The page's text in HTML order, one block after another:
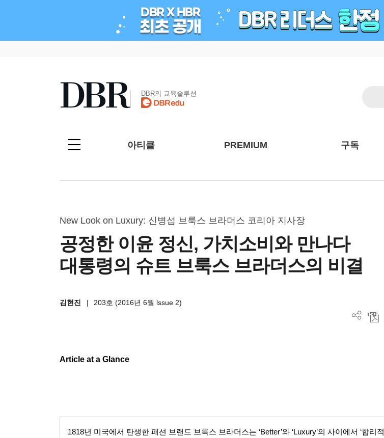
DBR의 교육솔루션
아티클 PREMIUM 구독
New Look on Luxury: 신병섭 브룩스 브라더스 코리아 지사장
공정한 이윤 정신, 가치소비와 만나다
대통령의 슈트 브룩스 브라더스의 비결
김현진 | 203호 (2016년 6월 lssue 2)
Article at a Glance
1818년 미국에서 탄생한 패션 브랜드 브룩스 브라더스는 ‘Better’와 ‘Luxury’의 사이에서 ‘합리적